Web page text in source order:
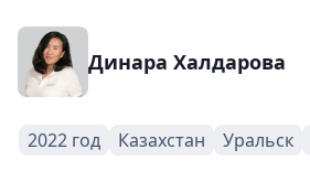
Динара Халдарова
2022 год Казахстан Уральск